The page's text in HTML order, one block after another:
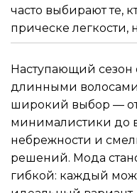
часто выбирают те,
прическе легкости,
Наступающий сезон
длинными
широкий выбор — от
минималистики до
небрежности и
решений. Мода
гибкой: каждый